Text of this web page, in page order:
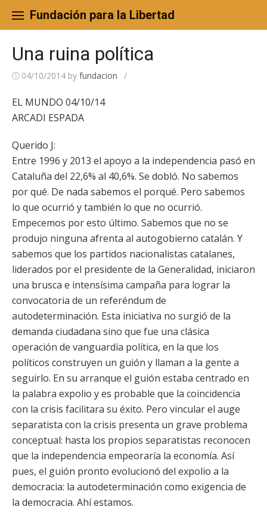
content
Fundación para la Libertad
Una ruina política
04/10/2014 by fundacion /
EL MUNDO 04/10/14
ARCADI ESPADA
Querido J:
Entre 1996 y 2013 el apoyo a la independencia pasó en
Cataluña del 22,6% al 40,6%. Se dobló. No sabemos
por qué. De nada sabemos el porqué. Pero sabemos
lo que ocurrió y también lo que no ocurrió.
Empecemos por esto último. Sabemos que no se
produjo ninguna afrenta al autogobierno catalán. Y
sabemos que los partidos nacionalistas catalanes,
liderados por el presidente de la Generalidad, iniciaron
una brusca e intensísima campaña para lograr la
convocatoria de un referéndum de
autodeterminación. Esta iniciativa no surgió de la
demanda ciudadana sino que fue una clásica
operación de vanguardia política, en la que los
políticos construyen un guión y llaman a la gente a
seguirlo. En su arranque el guión estaba centrado en
la palabra expolio y es probable que la coincidencia
con la crisis facilitara su éxito. Pero vincular el auge
separatista con la crisis presenta un grave problema
conceptual: hasta los propios separatistas reconocen
que la independencia empeoraría la economía. Así
pues, el guión pronto evolucionó del expolio a la
democracia: la autodeterminación como exigencia de
la democracia. Ahí estamos.